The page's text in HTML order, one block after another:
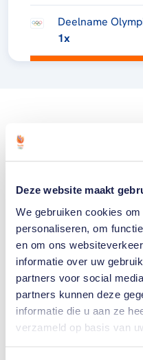
Deze website maakt
We gebruiken cookies
personaliseren, om
en om ons
informatie over uw
partners voor social
partners kunnen deze
informatie die u aan ze
verzameld op basis van
Deelname
1x
Welke
ooit
Olympische